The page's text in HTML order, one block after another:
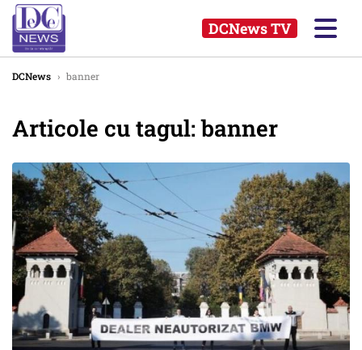
DCNews TV
DCNews › banner
Articole cu tagul: banner